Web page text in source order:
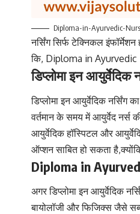
Diploma-in-Ayurvedic-
नर्सिंग सिर्फ टेक्निकल इंफॉर्मेशन
कि, Diploma in Ayurvedic
डिप्लोमा इन आयुर्वेदिक
डिप्लोमा इन आयुर्वेदिक
वर्तमान के समय में आयुर्वेद नर्स
आयुर्वेदिक हॉस्पिटल और
ऑप्शन साबित हो सकता
Diploma in
अगर डिप्लोमा इन आयुर्वेदिक
बायोलॉजी और फिजिक्स जैसे